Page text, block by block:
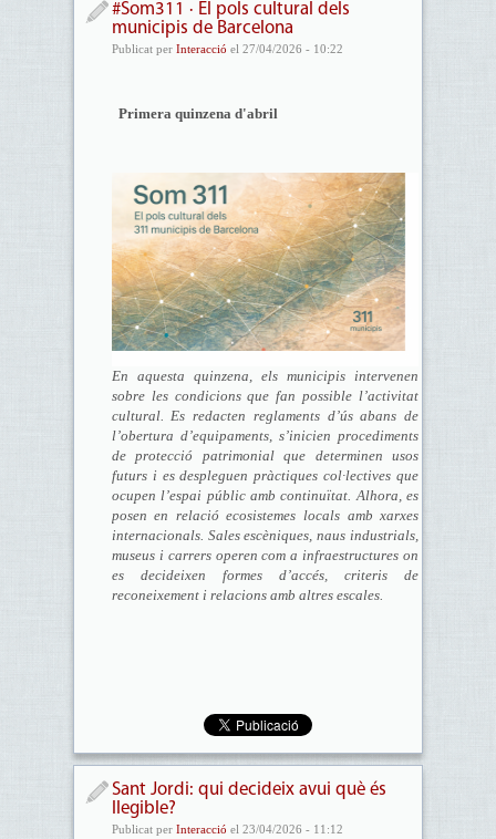
#Som311 · El pols cultural dels
municipis de Barcelona
Publicat per Interacció el 27/04/2026 - 10:22
Primera quinzena d'abril
En aquesta quinzena, els municipis intervenen
sobre les condicions que fan possible l’activitat
cultural. Es redacten reglaments d’ús abans de
l’obertura d’equipaments, s’inicien procediments
de protecció patrimonial que determinen usos
futurs i es despleguen pràctiques col·lectives que
ocupen l’espai públic amb continuïtat. Alhora, es
posen en relació ecosistemes locals amb xarxes
internacionals. Sales escèniques, naus industrials,
museus i carrers operen com a infraestructures on
es decideixen formes d’accés, criteris de
reconeixement i relacions amb altres escales.
Sant Jordi: qui decideix avui què és
llegible?
Publicat per Interacció el 23/04/2026 - 11:12